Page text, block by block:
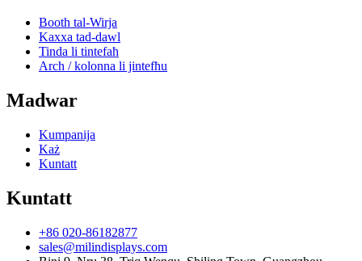
Booth tal-Wirja
Kaxxa tad-dawl
Tinda li tintefaħ
Arch / kolonna li jintefħu
Madwar
Kumpanija
Każ
Kuntatt
Kuntatt
+86 020-86182877
sales@milindisplays.com